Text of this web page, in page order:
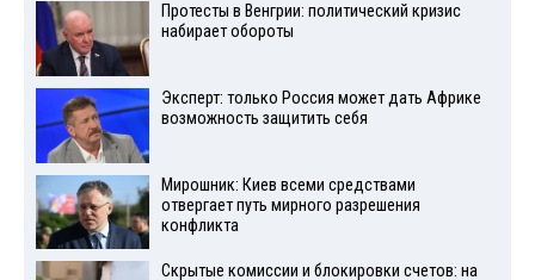
Протесты в Венгрии: политический кризис
набирает обороты
Эксперт: только Россия может дать Африке
возможность защитить себя
Мирошник: Киев всеми средствами
отвергает путь мирного разрешения
конфликта
Скрытые комиссии и блокировки счетов: на